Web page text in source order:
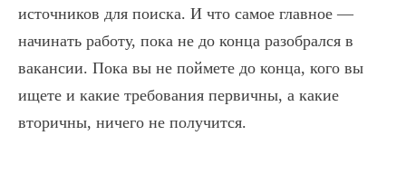
источников для поиска. И что самое главное —
начинать работу, пока не до конца разобрался в
вакансии. Пока вы не поймете до конца, кого вы
ищете и какие требования первичны, а какие
вторичны, ничего не получится.